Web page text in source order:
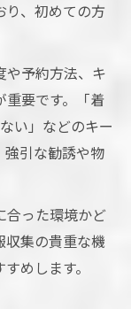
、初めての方
や予約方法、キ
重要です。「着
い」などのキー
強引な勧誘や物
合った環境かど
収集の貴重な機
めします。